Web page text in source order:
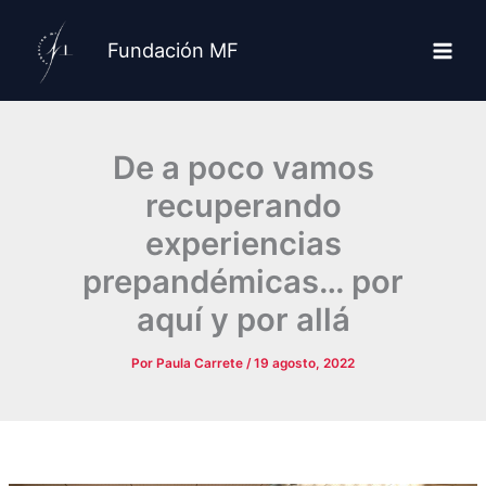
contenido
Fundación MF
De a poco vamos
recuperando
experiencias
prepandémicas… por
aquí y por allá
Por Paula Carrete /19 agosto, 2022